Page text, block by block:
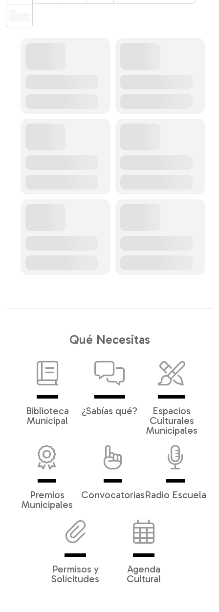
Qué Necesitas
Biblioteca
Municipal
¿Sabías qué?
Espacios
Culturales
Municipales
Premios
Municipales
ConvocatoriasRadio Escuela
Permisos y
Solicitudes
Agenda
Cultural